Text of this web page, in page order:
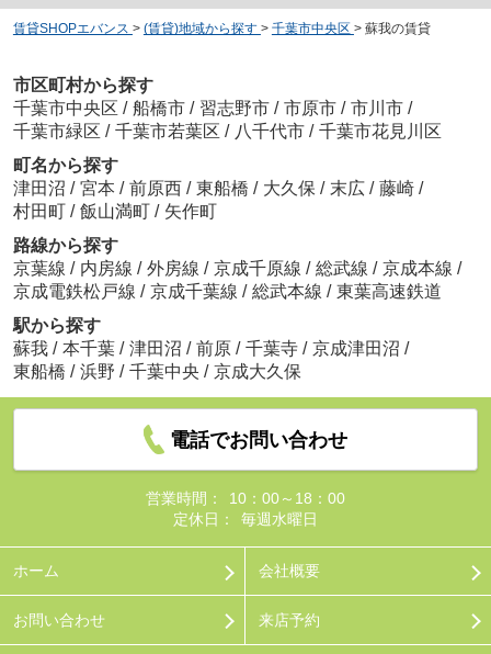
賃貸SHOPエバンス > (賃貸)地域から探す > 千葉市中央区 > 蘇我の賃貸
市区町村から探す
千葉市中央区 / 船橋市 / 習志野市 / 市原市 / 市川市 /
千葉市緑区 / 千葉市若葉区 / 八千代市 / 千葉市花見川区
町名から探す
津田沼 / 宮本 / 前原西 / 東船橋 / 大久保 / 末広 / 藤崎 /
村田町 / 飯山満町 / 矢作町
路線から探す
京葉線 / 内房線 / 外房線 / 京成千原線 / 総武線 / 京成本線 /
京成電鉄松戸線 / 京成千葉線 / 総武本線 / 東葉高速鉄道
駅から探す
蘇我 / 本千葉 / 津田沼 / 前原 / 千葉寺 / 京成津田沼 /
東船橋 / 浜野 / 千葉中央 / 京成大久保
電話でお問い合わせ
営業時間：
10：00～18：00
定休日：
毎週水曜日
ホーム 会社概要
お問い合わせ 来店予約